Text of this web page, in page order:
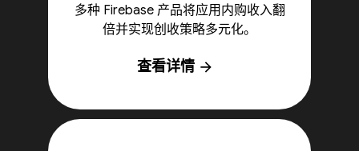
多种 Firebase 产品将应用内购收入翻
倍并实现创收策略多元化。
查看详情 arrow_forward